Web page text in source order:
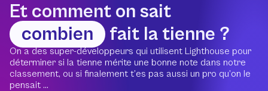
Et comment on sait
combien
fait la tienne ?
On a des super-développeurs qui utilisent Lighthouse pour
déterminer si la tienne mérite une bonne note dans notre
classement, ou si finalement t’es pas aussi un pro qu’on le
pensait ...